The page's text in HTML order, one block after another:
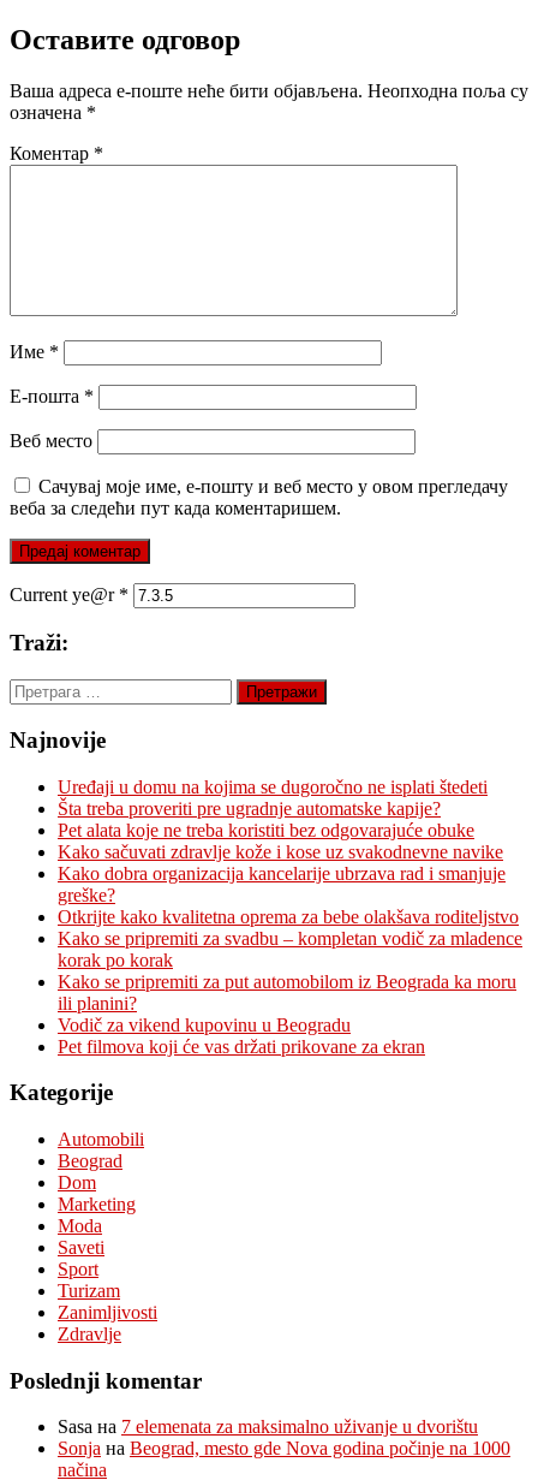
Оставите одговор
Ваша адреса е-поште неће бити објављена. Неопходна поља су
означена *
Коментар *
Име *
Е-пошта *
Веб место
Сачувај моје име, е-пошту и веб место у овом прегледачу
веба за следећи пут када коментаришем.
Current ye@r *
Traži:
Претрага
за:
Najnovije
Uređaji u domu na kojima se dugoročno ne isplati štedeti
Šta treba proveriti pre ugradnje automatske kapije?
Pet alata koje ne treba koristiti bez odgovarajuće obuke
Kako sačuvati zdravlje kože i kose uz svakodnevne navike
Kako dobra organizacija kancelarije ubrzava rad i smanjuje
greške?
Otkrijte kako kvalitetna oprema za bebe olakšava roditeljstvo
Kako se pripremiti za svadbu – kompletan vodič za mladence
korak po korak
Kako se pripremiti za put automobilom iz Beograda ka moru
ili planini?
Vodič za vikend kupovinu u Beogradu
Pet filmova koji će vas držati prikovane za ekran
Kategorije
Automobili
Beograd
Dom
Marketing
Moda
Saveti
Sport
Turizam
Zanimljivosti
Zdravlje
Poslednji komentar
Sasa на 7 elemenata za maksimalno uživanje u dvorištu
Sonja на Beograd, mesto gde Nova godina počinje na 1000
načina